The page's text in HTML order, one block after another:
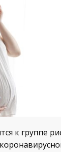
к группе